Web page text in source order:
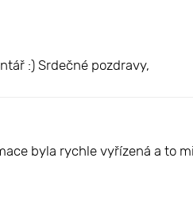
:) Srdečné pozdravy,
byla rychle vyřízená a to